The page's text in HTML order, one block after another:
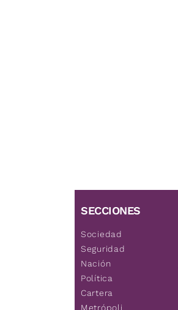
SECCIONES
Sociedad
Seguridad
Nación
Política
Cartera
Metrópoli